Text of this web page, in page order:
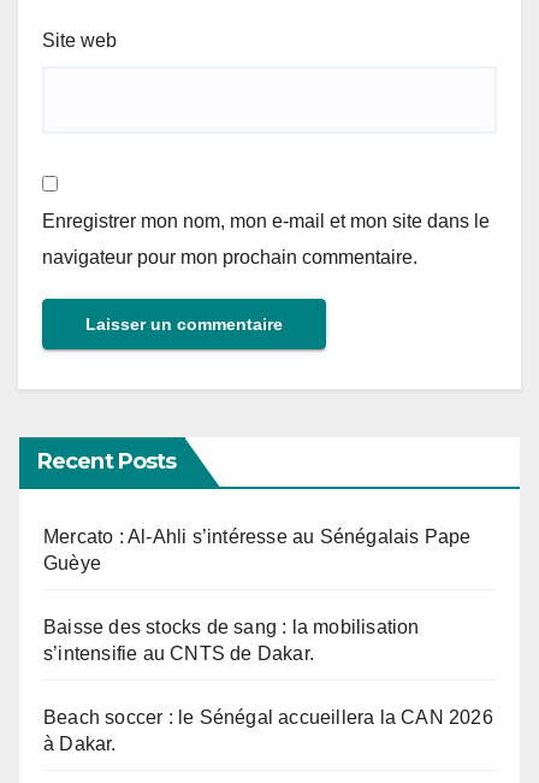
Site web
Enregistrer mon nom, mon e-mail et mon site dans le
navigateur pour mon prochain commentaire.
Recent Posts
Mercato : Al-Ahli s’intéresse au Sénégalais Pape
Guèye
Baisse des stocks de sang : la mobilisation
s’intensifie au CNTS de Dakar.
Beach soccer : le Sénégal accueillera la CAN 2026
à Dakar.